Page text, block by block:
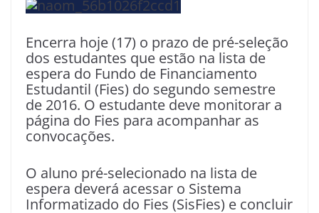
Encerra hoje (17) o prazo de pré-seleção
dos estudantes que estão na lista de
espera do Fundo de Financiamento
Estudantil (Fies) do segundo semestre
de 2016. O estudante deve monitorar a
página do Fies para acompanhar as
convocações.
O aluno pré-selecionado na lista de
espera deverá acessar o Sistema
Informatizado do Fies (SisFies) e concluir